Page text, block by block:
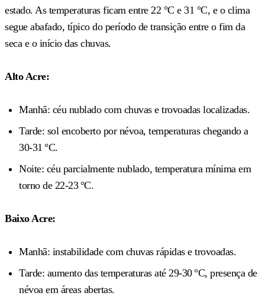
estado. As temperaturas ficam entre 22 °C e 31 °C, e o clima
segue abafado, típico do período de transição entre o fim da
seca e o início das chuvas.
Alto Acre:
Manhã: céu nublado com chuvas e trovoadas localizadas.
Tarde: sol encoberto por névoa, temperaturas chegando a
30‑31 °C.
Noite: céu parcialmente nublado, temperatura mínima em
torno de 22‑23 °C.
Baixo Acre:
Manhã: instabilidade com chuvas rápidas e trovoadas.
Tarde: aumento das temperaturas até 29‑30 °C, presença de
névoa em áreas abertas.